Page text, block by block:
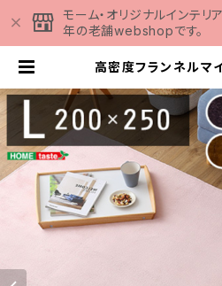
モーム・オリジナルインテ
年の老舗webshopです。
高密度フランネルマ
m）洗えるラグマッ
家具の通販専門